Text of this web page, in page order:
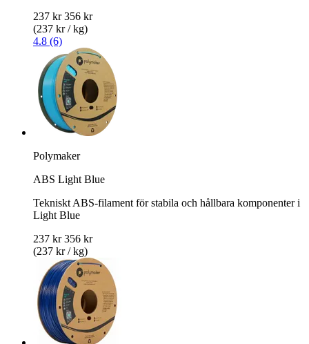
237 kr 356 kr
(237 kr / kg)
4.8 (6)
Polymaker
ABS Light Blue
Tekniskt ABS-filament för stabila och hållbara komponenter i
Light Blue
237 kr 356 kr
(237 kr / kg)